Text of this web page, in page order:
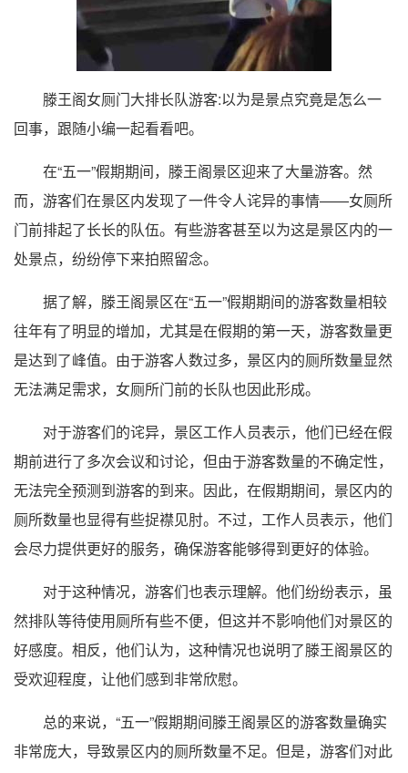
滕王阁女厕门大排长队游客:以为是景点究竟是怎么一
回事，跟随小编一起看看吧。
在“五一”假期期间，滕王阁景区迎来了大量游客。然
而，游客们在景区内发现了一件令人诧异的事情——女厕所
门前排起了长长的队伍。有些游客甚至以为这是景区内的一
处景点，纷纷停下来拍照留念。
据了解，滕王阁景区在“五一”假期期间的游客数量相较
往年有了明显的增加，尤其是在假期的第一天，游客数量更
是达到了峰值。由于游客人数过多，景区内的厕所数量显然
无法满足需求，女厕所门前的长队也因此形成。
对于游客们的诧异，景区工作人员表示，他们已经在假
期前进行了多次会议和讨论，但由于游客数量的不确定性，
无法完全预测到游客的到来。因此，在假期期间，景区内的
厕所数量也显得有些捉襟见肘。不过，工作人员表示，他们
会尽力提供更好的服务，确保游客能够得到更好的体验。
对于这种情况，游客们也表示理解。他们纷纷表示，虽
然排队等待使用厕所有些不便，但这并不影响他们对景区的
好感度。相反，他们认为，这种情况也说明了滕王阁景区的
受欢迎程度，让他们感到非常欣慰。
总的来说，“五一”假期期间滕王阁景区的游客数量确实
非常庞大，导致景区内的厕所数量不足。但是，游客们对此